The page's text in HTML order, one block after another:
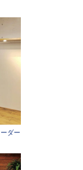
ダー